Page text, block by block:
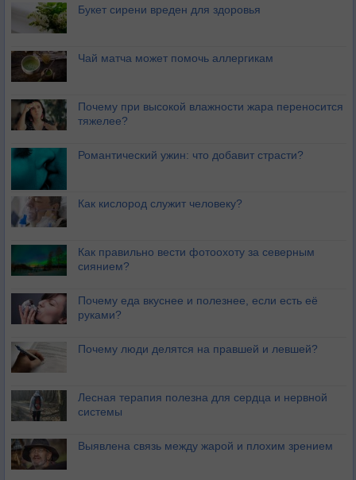
Букет сирени вреден для здоровья
Чай матча может помочь аллергикам
Почему при высокой влажности жара переносится
тяжелее?
Романтический ужин: что добавит страсти?
Как кислород служит человеку?
Как правильно вести фотоохоту за северным
сиянием?
Почему еда вкуснее и полезнее, если есть её
руками?
Почему люди делятся на правшей и левшей?
Лесная терапия полезна для сердца и нервной
системы
Выявлена связь между жарой и плохим зрением